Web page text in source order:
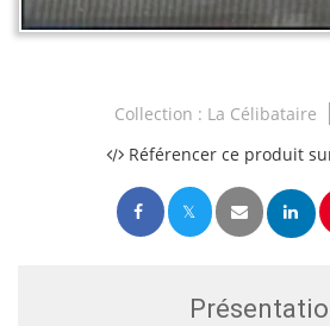
Collection : La Célibataire
Référencer ce produit